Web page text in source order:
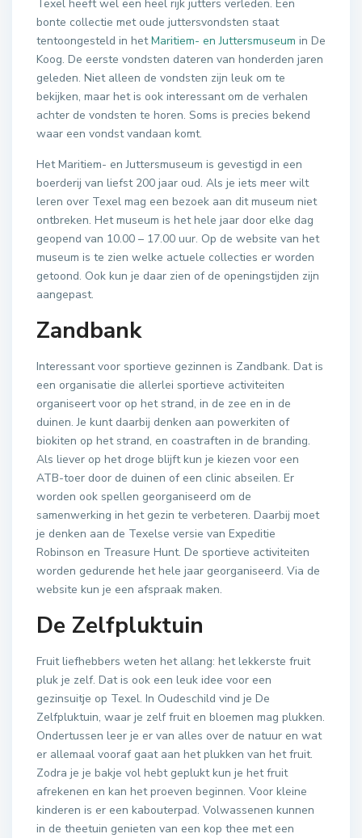
Texel heeft wel een heel rijk jutters verleden. Een
bonte collectie met oude juttersvondsten staat
tentoongesteld in hetMaritiem- en Juttersmuseum in De
Koog. De eerste vondsten dateren van honderden jaren
geleden. Niet alleen de vondsten zijn leuk om te
bekijken, maar het is ook interessant om de verhalen
achter de vondsten te horen. Soms is precies bekend
waar een vondst vandaan komt.
Het Maritiem- en Juttersmuseum is gevestigd in een
boerderij van liefst 200 jaar oud. Als je iets meer wilt
leren over Texel mag een bezoek aan dit museum niet
ontbreken. Het museum is het hele jaar door elke dag
geopend van 10.00 – 17.00 uur. Op de website van het
museum is te zien welke actuele collecties er worden
getoond. Ook kun je daar zien of de openingstijden zijn
aangepast.
Zandbank
Interessant voor sportieve gezinnen is Zandbank. Dat is
een organisatie die allerlei sportieve activiteiten
organiseert voor op het strand, in de zee en in de
duinen. Je kunt daarbij denken aan powerkiten of
biokiten op het strand, en coastraften in de branding.
Als liever op het droge blijft kun je kiezen voor een
ATB-toer door de duinen of een clinic abseilen. Er
worden ook spellen georganiseerd om de
samenwerking in het gezin te verbeteren. Daarbij moet
je denken aan de Texelse versie van Expeditie
Robinson en Treasure Hunt. De sportieve activiteiten
worden gedurende het hele jaar georganiseerd. Via de
website kun je een afspraak maken.
De Zelfpluktuin
Fruit liefhebbers weten het allang: het lekkerste fruit
pluk je zelf. Dat is ook een leuk idee voor een
gezinsuitje op Texel. In Oudeschild vind je De
Zelfpluktuin, waar je zelf fruit en bloemen mag plukken.
Ondertussen leer je er van alles over de natuur en wat
er allemaal vooraf gaat aan het plukken van het fruit.
Zodra je je bakje vol hebt geplukt kun je het fruit
afrekenen en kan het proeven beginnen. Voor kleine
kinderen is er een kabouterpad. Volwassenen kunnen
in de theetuin genieten van een kop thee met een